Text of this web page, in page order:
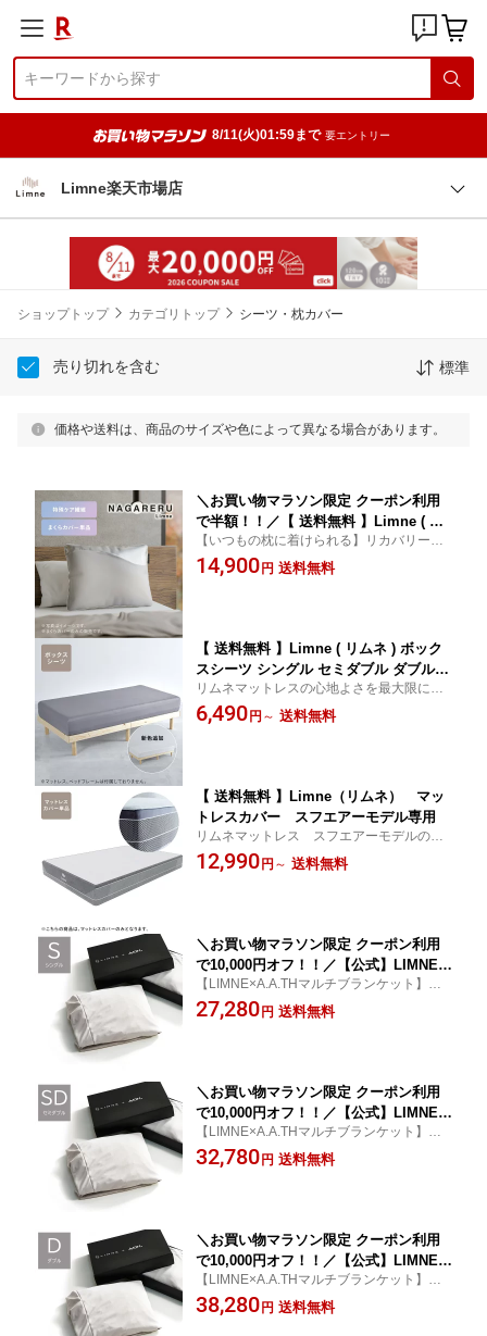
8/11(火)01:59まで 要エントリー
Limne楽天市場店
ショップトップ カテゴリトップ シーツ・枕カバー
売り切れを含む 標準
価格や送料は、商品のサイズや色によって異なる場合があります。
＼お買い物マラソン限定 クーポン利用
で半額！！／【 送料無料 】Limne ( リ
ムネ ) NAGARERU まくらカバー 枕カバ
ー リカバリー 睡眠 安眠 リラックス 休
【いつもの枕に着けられる】リカバリーウ
ェアに次ぐ新しいケアの選択肢 サラサラで
快適 翌朝のスッキリをサポート 持ち運びに
14,900 円 送料無料
【 送料無料 】Limne ( リムネ ) ボック
スシーツ シングル セミダブル ダブル
クイーン キング 安眠 快適 柔らかい 肌
に優しい 通気性 グレー ホワイト
リムネマットレスの心地よさを最大限に引
き出すなめらかでしっとりとした質感の専
用ボックスシーツです。5サイズ、2色から
6,490 円 ～ 送料無料
【 送料無料 】Limne（リムネ） マッ
トレスカバー スフエアーモデル専用
リムネマットレス スフエアーモデルの専
用カバーです。洗い替え用としていかがで
しょうか
12,990 円 ～ 送料無料
＼お買い物マラソン限定 クーポン利用
で10,000円オフ！！／【公式】LIMNE×
A.A.THマットレスカバー シングル リカ
バリー 休息 疲労 回復 ボックスシーツ
【LIMNE×A.A.THマルチブランケット】ケ
ア繊維A.A.TH マットレス用ボックスシーツ
プレゼント ギフト
27,280 円 送料無料
＼お買い物マラソン限定 クーポン利用
で10,000円オフ！！／【公式】LIMNE×
A.A.THマットレスカバー セミダブル リ
カバリー 休息 疲労 回復 ボックスシー
【LIMNE×A.A.THマルチブランケット】ケ
ア繊維A.A.TH マットレス用ボックスシーツ
プレゼント ギフト
32,780 円 送料無料
＼お買い物マラソン限定 クーポン利用
で10,000円オフ！！／【公式】LIMNE×
A.A.THマットレスカバー ダブル リカバ
リー 休息 疲労 回復 ボックスシーツ
【LIMNE×A.A.THマルチブランケット】ケ
ア繊維A.A.TH マットレス用ボックスシーツ
プレゼント ギフト
38,280 円 送料無料